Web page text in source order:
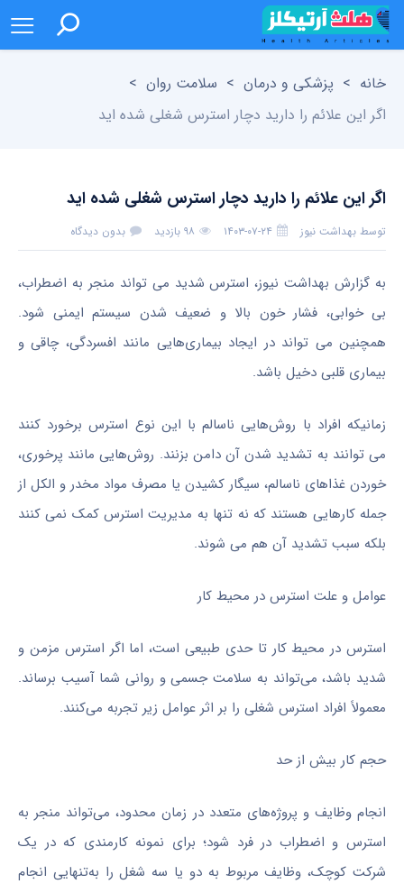
خانه > پزشکی و درمان > سلامت روان >
اگر این علائم را دارید دچار استرس شغلی شده اید
اگر این علائم را دارید دچار استرس شغلی شده اید
توسط بهداشت نیوز ۱۴۰۳-۰۷-۲۴ ۹۸ بازدید بدون دیدگاه
به گزارش بهداشت نیوز، استرس شدید می‌ تواند منجر به اضطراب،
بی خوابی، فشار خون بالا و ضعیف شدن سیستم ایمنی شود.
همچنین می‌ تواند در ایجاد بیماری‌هایی مانند افسردگی، چاقی و
بیماری قلبی دخیل باشد.
زمانیکه افراد با روش‌هایی ناسالم با این نوع استرس برخورد کنند
می‌ توانند به تشدید شدن آن دامن بزنند. روش‌هایی مانند پرخوری،
خوردن غذاهای ناسالم، سیگار کشیدن یا مصرف مواد مخدر و الکل از
جمله کارهایی هستند که نه تنها به مدیریت استرس کمک نمی‌‌ کنند
بلکه سبب تشدید آن هم می‌ شوند.
عوامل و علت استرس در محیط کار
استرس در محیط کار تا حدی طبیعی است، اما اگر استرس مزمن و
شدید باشد، می‌تواند به سلامت جسمی و روانی شما آسیب برساند.
معمولاً افراد استرس شغلی را بر اثر عوامل زیر تجربه می‌کنند.
حجم کار بیش از حد
انجام وظایف و پروژه‌های متعدد در زمان محدود، می‌تواند منجر به
استرس و اضطراب در فرد شود؛ برای نمونه کارمندی که در یک
شرکت کوچک، وظایف مربوط به دو یا سه شغل را به‌تنهایی انجام